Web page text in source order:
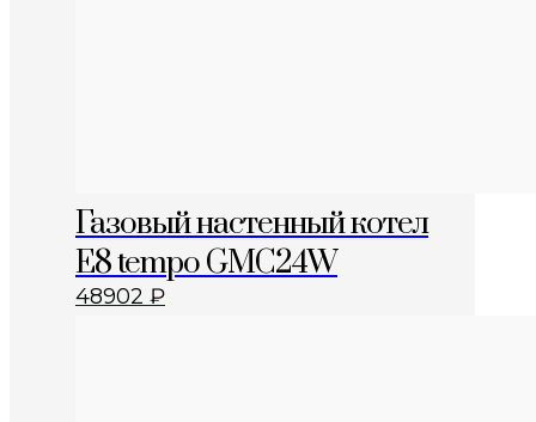
Газовый настенный котел
E8 tempo GMC24W
48902 ₽